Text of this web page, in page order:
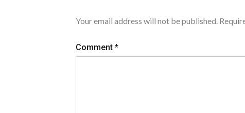
Your email address will not be published.
Comment *